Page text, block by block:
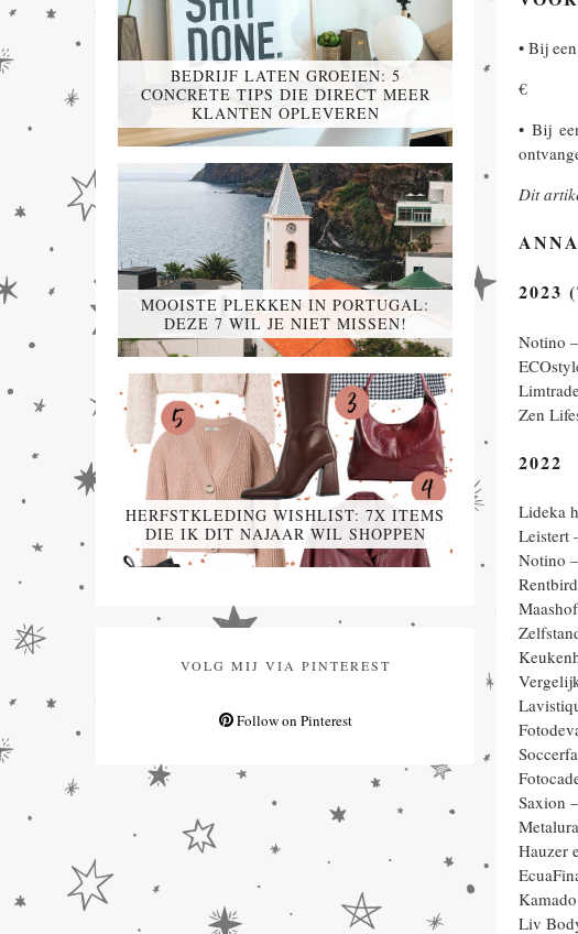
• Bij
€
• Bij
Dit
2023
Notino
Zen
2022
Lideka
Leistert
Notino
Saxion
Hauzer
Liv
BEDRIJF LATEN GROEIEN: 5
CONCRETE TIPS DIE DIRECT MEER
KLANTEN OPLEVEREN
MOOISTE PLEKKEN IN PORTUGAL:
DEZE 7 WIL JE NIET MISSEN!
HERFSTKLEDING WISHLIST: 7X ITEMS
DIE IK DIT NAJAAR WIL SHOPPEN
VOLG MIJ VIA PINTEREST
Follow on Pinterest